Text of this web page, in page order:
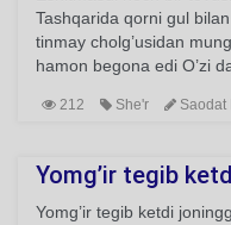
Tashqarida qorni gul
tinmay cholg’usidan
hamon begona edi O’zi
212 She'r Saodat
Yomg’ir tegib
Yomg’ir tegib ketdi